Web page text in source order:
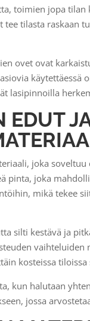
toimien jopa tilan
tilasta raskaan
ovet ovat
käytettäessä
lasipinnoilla
EDUT
joka
pinta, joka
mikä tekee
silti kestävä ja
vaihteluiden
kosteissa
kun halutaan
jossa